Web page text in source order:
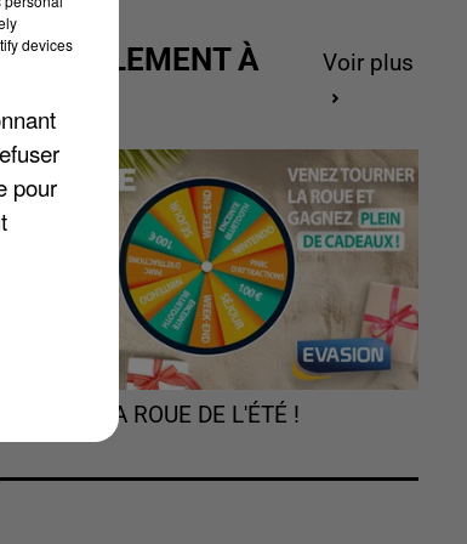
À
Voir plus
TOURNEZ LA ROUE DE L'ÉTÉ !
devices
pour